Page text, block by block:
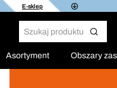
E-sklep
Asortyment Obszary